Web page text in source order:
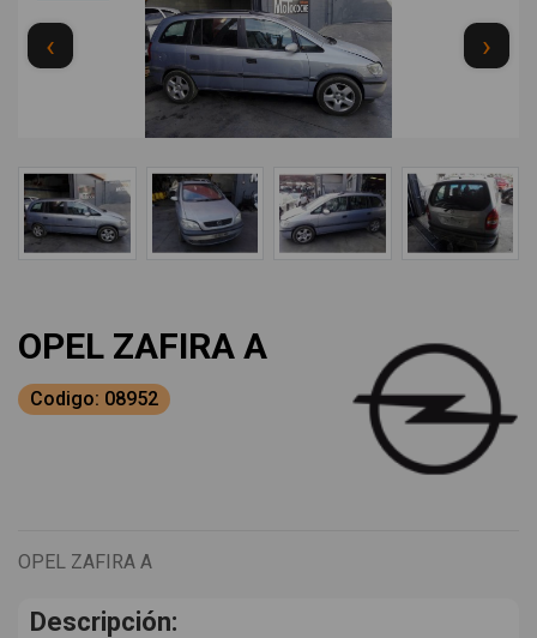
‹ ›
OPEL ZAFIRA A
Codigo: 08952
OPEL ZAFIRA A
Descripción: